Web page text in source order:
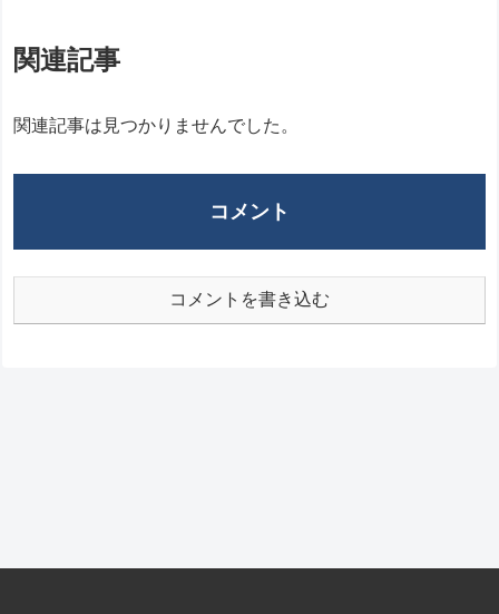
関連記事
関連記事は見つかりませんでした。
コメント
コメントを書き込む